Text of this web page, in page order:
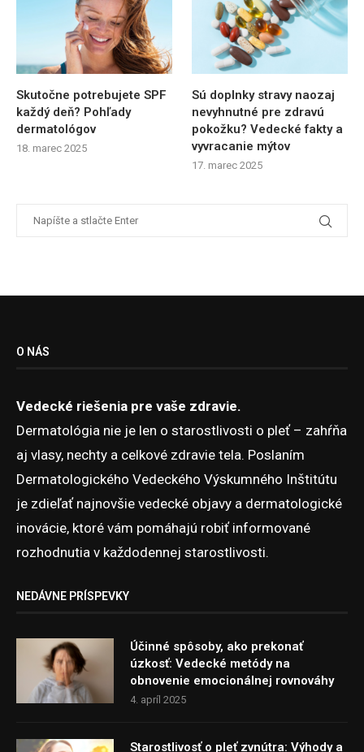
Skutočne potrebujete SPF
každý deň? Pohľady
dermatológov
18. marec 2025
Sú doplnky stravy naozaj
nevyhnutné pre zdravú
pokožku? Vedecké fakty a
vyvracanie mýtov
17. marec 2025
O NÁS
Vedecké riešenia pre vaše zdravie.
Dermatológia nie je len o starostlivosti o pleť – zahŕňa
aj vlasy, nechty a celkové zdravie tela. Poslaním
Dermatologického Vedeckého Výskumného Inštitútu
je zdieľať najnovšie vedecké objavy a dermatologické
inovácie, ktoré vám pomáhajú robiť informované
rozhodnutia v každodennej starostlivosti.
NEDÁVNE PRÍSPEVKY
Účinné spôsoby, ako prekonať
úzkosť: Vedecké metódy na
obnovenie emocionálnej rovnováhy
4. apríl 2025
Starostlivosť o pleť zvnútra: Výhody a